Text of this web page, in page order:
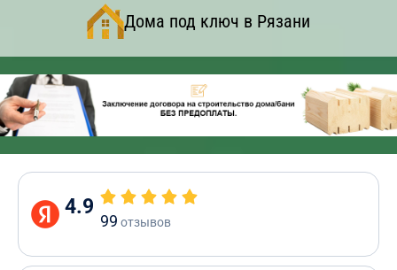
Дома под ключ в Рязани
4.9
99 отзывов